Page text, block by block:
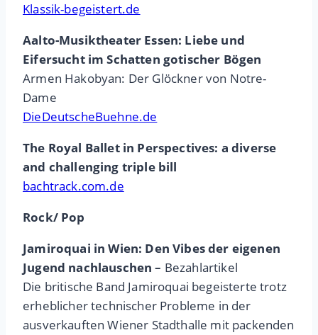
Klassik-begeistert.de
Aalto-Musiktheater Essen: Liebe und
Eifersucht im Schatten gotischer Bögen
Armen Hakobyan: Der Glöckner von Notre-
Dame
DieDeutscheBuehne.de
The Royal Ballet in Perspectives: a diverse
and challenging triple bill
bachtrack.com.de
Rock/ Pop
Jamiroquai in Wien: Den Vibes der eigenen
Jugend nachlauschen – Bezahlartikel
Die britische Band Jamiroquai begeisterte trotz
erheblicher technischer Probleme in der
ausverkauften Wiener Stadthalle mit packenden